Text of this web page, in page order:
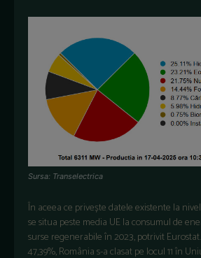
Sursa: Transelectrica
În aceea ce privește datele existente la
se situa peste media UE la consumul de
surse regenerabile în 2023, potrivit
47,39%, România s-a clasat pe locul 11 în